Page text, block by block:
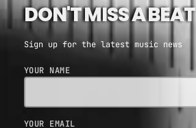
DON'T MISS A BEAT
Sign up for the latest music news
YOUR NAME
YOUR EMAIL